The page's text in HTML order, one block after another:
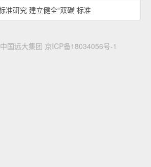
准研究 建立健全“双碳”标准
国远大集团 京ICP备18034056号-1